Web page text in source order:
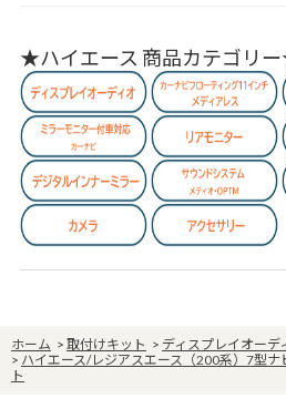
★ハイエース 商品カテゴリ
ホーム > 取付けキット > ディスプレイオーデ
> ハイエース/レジアスエース（200系）7型
ト